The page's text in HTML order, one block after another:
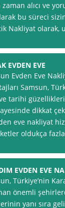
alıcı ve
bu süreci
Nakliyat olarak,
EVDEN EVE
Evden Eve
Samsun,
tarihi
dikkat
eve nakliyat
oldukça
EVDEN EVE
Türkiye’nin
önemli
yanı sıra